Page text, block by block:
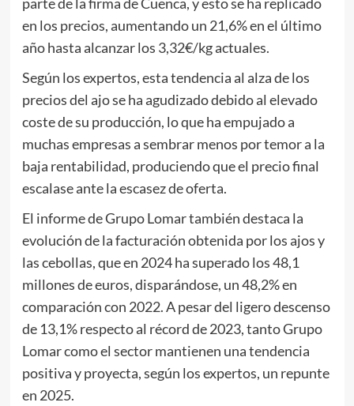
en los precios, aumentando un 21,6% en el último
año hasta alcanzar los 3,32€/kg actuales.
Según los expertos, esta tendencia al alza de los
precios del ajo se ha agudizado debido al elevado
coste de su producción, lo que ha empujado a
muchas empresas a sembrar menos por temor a la
baja rentabilidad, produciendo que el precio final
escalase ante la escasez de oferta.
El informe de Grupo Lomar también destaca la
evolución de la facturación obtenida por los ajos y
las cebollas, que en 2024 ha superado los 48,1
millones de euros, disparándose, un 48,2% en
comparación con 2022. A pesar del ligero descenso
de 13,1% respecto al récord de 2023, tanto Grupo
Lomar como el sector mantienen una tendencia
positiva y proyecta, según los expertos, un repunte
en 2025.